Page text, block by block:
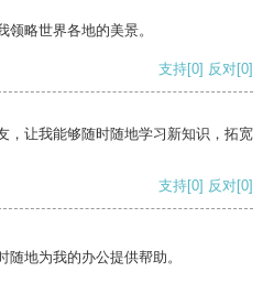
略世界各地的美景。
支持[0] 反对[0]
，让我能够随时随地学习新知识，拓宽
支持[0] 反对[0]
地为我的办公提供帮助。